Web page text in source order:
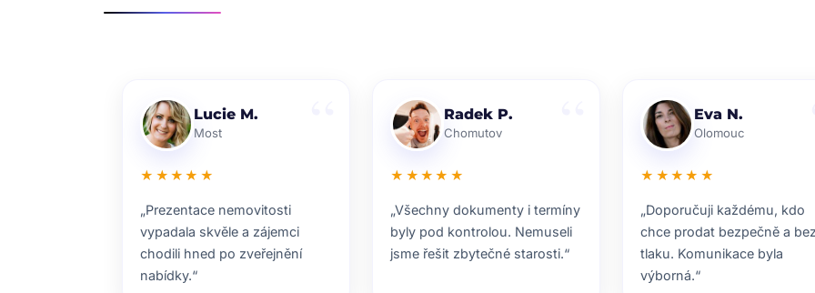
Lucie M.
Most
★★★★★
„Prezentace nemovitosti
vypadala skvěle a zájemci
chodili hned po zveřejnění
nabídky.“
Radek P.
Chomutov
★★★★★
„Všechny dokumenty i termíny
byly pod kontrolou. Nemuseli
jsme řešit zbytečné starosti.“
Eva N.
Olomouc
★★★★★
„Doporučuji každému, kdo
chce prodat bezpečně a
tlaku. Komunikace byla
výborná.“